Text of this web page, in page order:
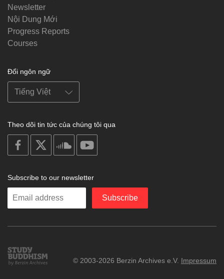
Newsletter
Nội Dung Mới
Progress Reports
Courses
Đổi ngôn ngữ
Theo dõi tin tức của chúng tôi qua
on
facebook
soundcloud
Subscribe to our newsletter
Enter
Subscribe
Study
Buddhism
© 2003-2026 Berzin Archives e.V. Impressum